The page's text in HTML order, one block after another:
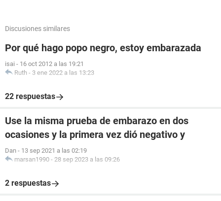
Discusiones similares
Por qué hago popo negro, estoy embarazada
isai - 16 oct 2012 a las 19:21
Ruth - 3 ene 2022 a las 13:23
22 respuestas
Use la misma prueba de embarazo en dos
ocasiones y la primera vez dió negativo y
Dan - 13 sep 2021 a las 02:19
marsan1990 - 28 sep 2023 a las 09:26
2 respuestas